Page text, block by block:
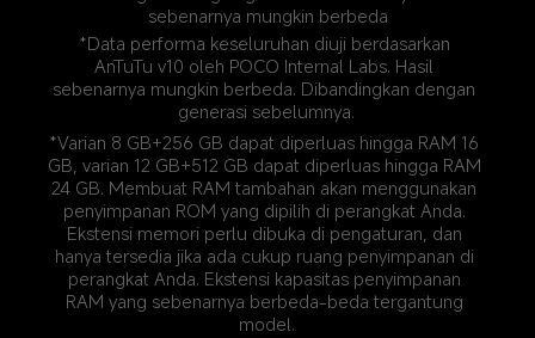
sebenarnya mungkin berbeda
*Data performa keseluruhan diuji berdasarkan
AnTuTu v10 oleh POCO Internal Labs. Hasil
sebenarnya mungkin berbeda. Dibandingkan dengan
generasi sebelumnya.
*Varian 8 GB+256 GB dapat diperluas hingga RAM 16
GB, varian 12 GB+512 GB dapat diperluas hingga RAM
24 GB. Membuat RAM tambahan akan menggunakan
penyimpanan ROM yang dipilih di perangkat Anda.
Ekstensi memori perlu dibuka di pengaturan, dan
hanya tersedia jika ada cukup ruang penyimpanan di
perangkat Anda. Ekstensi kapasitas penyimpanan
RAM yang sebenarnya berbeda-beda tergantung
model.